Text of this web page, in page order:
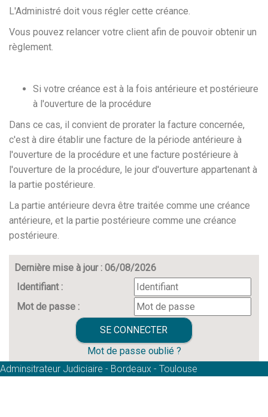
L'Administré doit vous régler cette créance.
Vous pouvez relancer votre client afin de pouvoir obtenir un
règlement.
Si votre créance est à la fois antérieure et postérieure
à l'ouverture de la procédure
Dans ce cas, il convient de prorater la facture concernée,
c'est à dire établir une facture de la période antérieure à
l'ouverture de la procédure et une facture postérieure à
l'ouverture de la procédure, le jour d'ouverture appartenant à
la partie postérieure.
La partie antérieure devra être traitée comme une créance
antérieure, et la partie postérieure comme une créance
postérieure.
Dernière mise à jour : 06/08/2026
Identifiant :
Mot de passe :
Mot de passe oublié ?
Adminsitrateur Judiciaire - Bordeaux - Toulouse